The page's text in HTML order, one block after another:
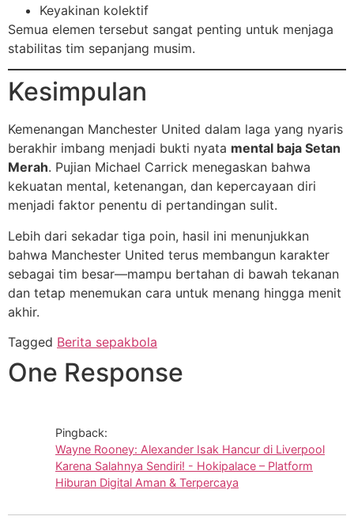
Keyakinan kolektif
Semua elemen tersebut sangat penting untuk menjaga
stabilitas tim sepanjang musim.
Kesimpulan
Kemenangan Manchester United dalam laga yang nyaris
berakhir imbang menjadi bukti nyata mental baja Setan
Merah. Pujian Michael Carrick menegaskan bahwa
kekuatan mental, ketenangan, dan kepercayaan diri
menjadi faktor penentu di pertandingan sulit.
Lebih dari sekadar tiga poin, hasil ini menunjukkan
bahwa Manchester United terus membangun karakter
sebagai tim besar—mampu bertahan di bawah tekanan
dan tetap menemukan cara untuk menang hingga menit
akhir.
Tagged Berita sepakbola
One Response
Pingback:
Wayne Rooney: Alexander Isak Hancur di Liverpool
Karena Salahnya Sendiri! - Hokipalace – Platform
Hiburan Digital Aman & Terpercaya